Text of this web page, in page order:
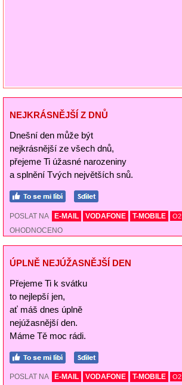
NEJKRÁSNĚJŠÍ Z DNŮ
Dnešní den může být
nejkrásnější ze všech dnů,
přejeme Ti úžasné narozeniny
a splnění Tvých největších snů.
POSLAT NA E-MAIL VODAFONE T-MOBILE O2
OHODNOCENO
ÚPLNĚ NEJÚŽASNĚJŠÍ DEN
Přejeme Ti k svátku
to nejlepší jen,
ať máš dnes úplně
nejúžasnější den.
Máme Tě moc rádi.
POSLAT NA E-MAIL VODAFONE T-MOBILE O2